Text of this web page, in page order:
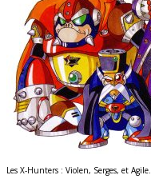
Les X-Hunters : Violen, Serges, et Agile.